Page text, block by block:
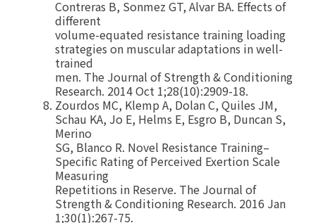
Contreras B, Sonmez GT, Alvar BA. Effects of
different
volume-equated resistance training loading
strategies on muscular adaptations in well-
trained
men. The Journal of Strength & Conditioning
Research. 2014 Oct 1;28(10):2909-18.
Zourdos MC, Klemp A, Dolan C, Quiles JM,
Schau KA, Jo E, Helms E, Esgro B, Duncan S,
Merino
SG, Blanco R. Novel Resistance Training–
Specific Rating of Perceived Exertion Scale
Measuring
Repetitions in Reserve. The Journal of
Strength & Conditioning Research. 2016 Jan
1;30(1):267-75.